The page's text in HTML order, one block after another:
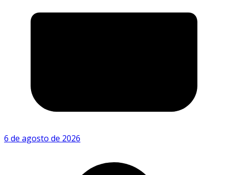
6 de agosto de 2026